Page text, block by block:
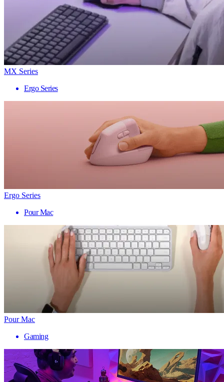
MX Series
Ergo Series
Ergo Series
Pour Mac
Pour Mac
Gaming